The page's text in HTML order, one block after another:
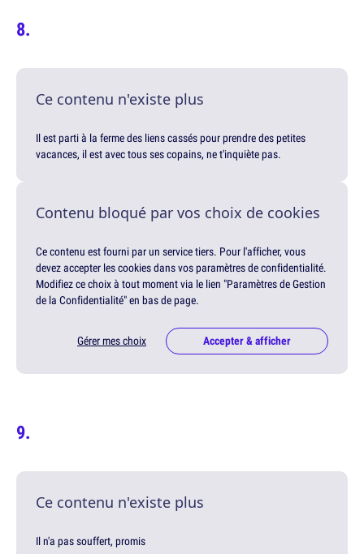
Ce contenu n'existe plus
Il est parti à la ferme des liens cassés pour prendre des petites
vacances, il est avec tous ses copains, ne t'inquiète pas.
Contenu bloqué par vos choix de cookies
Ce contenu est fourni par un service tiers. Pour l'afficher, vous
devez accepter les cookies dans vos paramètres de confidentialité.
Modifiez ce choix à tout moment via le lien "Paramètres de Gestion
de la Confidentialité" en bas de page.
Gérer mes choix Accepter & afficher
Ce contenu n'existe plus
Il n'a pas souffert, promis